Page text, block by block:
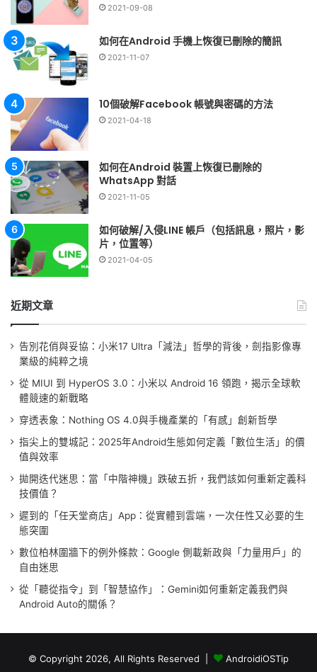
2021-09-08
如何在Android 手機上恢復已刪除的簡訊
2021-11-07
10個破解Facebook 帳號與密碼的方法
2021-04-18
如何在Android 裝置上恢復已刪除的
WhatsApp 對話
2021-11-05
如何破解/入侵LINE 帳戶（包括訊息，照片，影
片，位置等）
2021-04-05
近期文章
告別花俏與妥協：小米17 Ultra「減法」哲學的背後，劍指影像專
業級的純粹之境
從 MIUI 到 HyperOS 3.0：小米以 Android 16 領跑，揭示全球軟
體競速的新戰略
穿透表象：Nothing OS 4.0與手機產業的「有感」創新哲學
指尖上的雙城記：2025年Android生態如何定義「數位生活」的價
值與效率
拋開迭代迷思：當「中階神機」跌破五折，我們該如何重新定義科
技價值？
遲到的「任天堂商店」App：從實體到雲端，一次任性又必要的生
態突圍
數位柏林圍牆下的例外條款：Google 側載新政與「力量用戶」的
自由迷思
從「聽從指令」到「智慧協作」：Gemini如何重新定義我們與
Android Auto的關係？
© Copyright 2026, All Rights Reserved | AndroidiOSTip